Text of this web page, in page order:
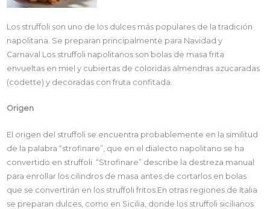
Los struffoli son uno de los dulces más populares de la tradición
napolitana. Se preparan principalmente para Navidad y
Carnaval.Los struffoli napolitanos son bolas de masa frita
envueltas en miel y cubiertas de coloridas almendras azucaradas
(codette) y decoradas con fruta confitada.
Origen
El origen del struffoli se encuentra probablemente en la similitud
de la palabra “strofinare”, que en el dialecto napolitano se ha
convertido en struffoli. “Strofinare” describe la destreza manual
para enrollar los cilindros de masa antes de cortarlos en bolas
que se convertirán en los struffoli fritos.En otras regiones de Italia
se preparan dulces, como en Sicilia, donde los struffoli sicilianos